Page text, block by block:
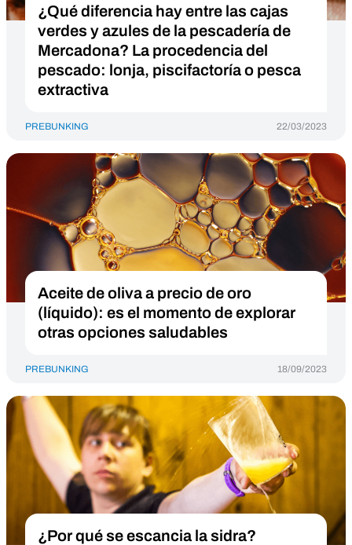
¿Qué diferencia hay entre las cajas
verdes y azules de la pescadería de
Mercadona? La procedencia del
pescado: lonja, piscifactoría o pesca
extractiva
PREBUNKING 22/03/2023
Aceite de oliva a precio de oro
(líquido): es el momento de explorar
otras opciones saludables
PREBUNKING 18/09/2023
¿Por qué se escancia la sidra?